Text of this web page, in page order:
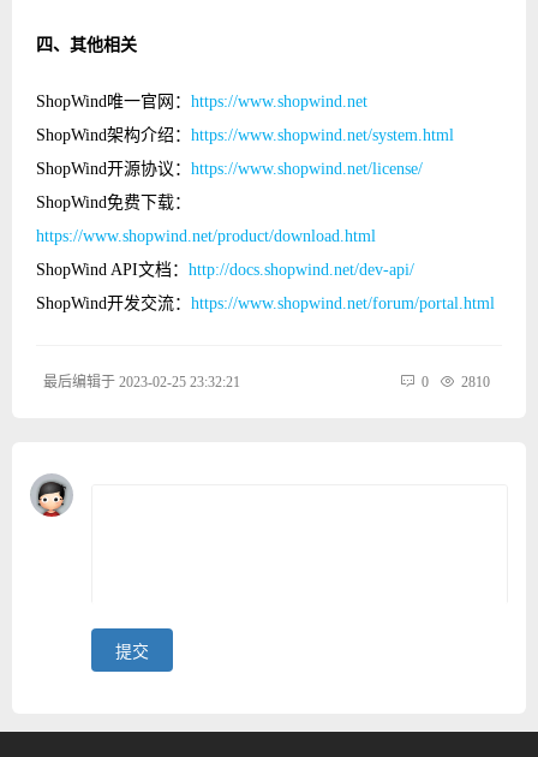
四、其他相关
ShopWind唯一官网： https://www.shopwind.net
ShopWind架构介绍： https://www.shopwind.net/system.html
ShopWind开源协议： https://www.shopwind.net/license/
ShopWind免费下载：
https://www.shopwind.net/product/download.html
ShopWind API文档： http://docs.shopwind.net/dev-api/
ShopWind开发交流： https://www.shopwind.net/forum/portal.html
最后编辑于 2023-02-25 23:32:21 0 2810